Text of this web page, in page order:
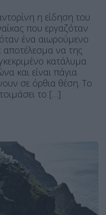
η είδηση του
που εργαζόταν
ένα αιωρούμενο
αποτέλεσμα να της
κατάλυμα
και είναι πάγια
σε όρθια θέση. Το
το […]